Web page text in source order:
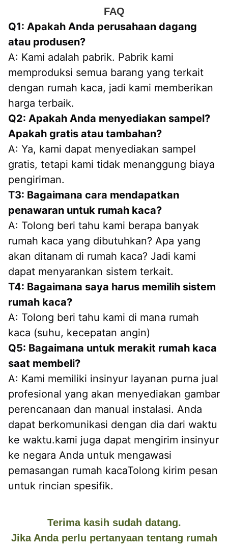
FAQ
Q1: Apakah Anda perusahaan dagang
atau produsen?
A: Kami adalah pabrik. Pabrik kami
memproduksi semua barang yang terkait
dengan rumah kaca, jadi kami memberikan
harga terbaik.
Q2: Apakah Anda menyediakan sampel?
Apakah gratis atau tambahan?
A: Ya, kami dapat menyediakan sampel
gratis, tetapi kami tidak menanggung biaya
pengiriman.
T3: Bagaimana cara mendapatkan
penawaran untuk rumah kaca?
A: Tolong beri tahu kami berapa banyak
rumah kaca yang dibutuhkan? Apa yang
akan ditanam di rumah kaca? Jadi kami
dapat menyarankan sistem terkait.
T4: Bagaimana saya harus memilih sistem
rumah kaca?
A: Tolong beri tahu kami di mana rumah
kaca (suhu, kecepatan angin)
Q5: Bagaimana untuk merakit rumah kaca
saat membeli?
A: Kami memiliki insinyur layanan purna jual
profesional yang akan menyediakan gambar
perencanaan dan manual instalasi. Anda
dapat berkomunikasi dengan dia dari waktu
ke waktu.kami juga dapat mengirim insinyur
ke negara Anda untuk mengawasi
pemasangan rumah kacaTolong kirim pesan
untuk rincian spesifik.
Terima kasih sudah datang.
Jika Anda perlu pertanyaan tentang rumah